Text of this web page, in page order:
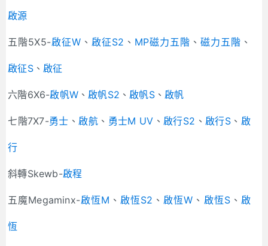
啟源
五階5X5-啟征W、 啟征S2 、 MP磁力五階 、 磁力五階 、
啟征S、 啟征
六階6X6-啟帆W 、啟帆S2 、啟帆S、啟帆
七階7X7-勇士 、啟航 、 勇士M UV 、啟行S2 、 啟行S 、 啟
行
斜轉Skewb-啟程
五魔Megaminx-啟恆M 、啟恆S2 、啟恆W 、 啟恆S、 啟
恆